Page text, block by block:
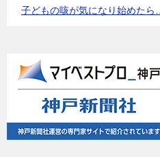
子どもの咳が気になり始めたら…